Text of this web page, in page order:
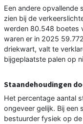
Een andere
zien bij de
werden 80.548 boetes
waren er in 2025
driekwart, valt te
bijgeplaatste palen op
Staandehoudingen
Het percentage aantal
ongeveer gelijk. Bij
bestuurder fysiek op